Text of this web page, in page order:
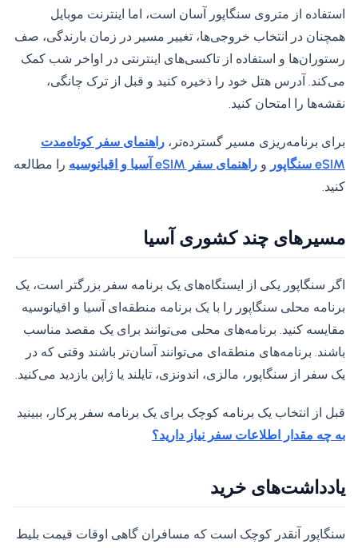
استفاده از متروی سنگاپور آسان است، اما اینترنت موبایل
همچنان در انتخاب خروجی‌ها، تغییر مسیر در زمان بارندگی، صف
رستوران‌ها و استفاده از تاکسی‌های اینترنتی در اواخر شب کمک
می‌کند. آدرس هتل خود را ذخیره کنید و قبل از ترک چانگی،
نقشه‌ها را امتحان کنید.
برای برنامه‌ریزی مسیر گسترده‌تر، راهنمای سفر کوتاه‌مدت
eSIM سنگاپور
و راهنمای سفر eSIM آسیا و اقیانوسیه
را مطالعه
کنید.
مسیرهای چند کشوری آسیا
اگر سنگاپور یکی از ایستگاه‌های یک برنامه سفر بزرگتر است، یک
برنامه محلی سنگاپور را با یک برنامه منطقه‌ای آسیا و اقیانوسیه
مقایسه کنید. برنامه‌های محلی می‌توانند برای یک مقصد مناسب
باشند. برنامه‌های منطقه‌ای می‌توانند آسان‌تر باشند وقتی که در
یک سفر از سنگاپور، مالزی، اندونزی، تایلند یا ژاپن بازدید می‌کنید.
قبل از انتخاب یک برنامه کوچک برای یک برنامه سفر پرکار، ببینید
به چه مقدار اطلاعات سفر نیاز دارید؟
یادداشت‌های خرید
سنگاپور آنقدر کوچک است که مسافران گاهی اوقات قیمت بلیط